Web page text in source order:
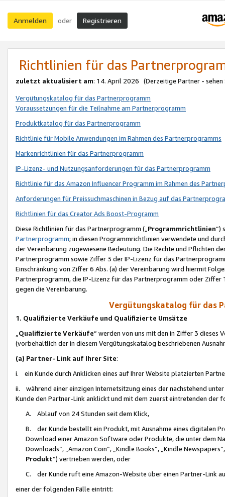
Anmelden oder Registrieren
Richtlinien für das
zuletzt aktualisiert am: 14. April 2026 (Derzeitige Partner - sehen
Vergütungskatalog für das Partnerprogramm
Voraussetzungen für die Teilnahme am Partnerprogramm
Produktkatalog für das Partnerprogramm
Richtlinie für Mobile Anwendungen im Rahmen des Partnerprogramms
Markenrichtlinien für das Partnerprogramm
IP-Lizenz- und Nutzungsanforderungen für das Partnerprogramm
Richtlinie für das Amazon Influencer Programm im Rahmen des
Anforderungen für Preissuchmaschinen in Bezug auf das
Richtlinien für das Creator Ads Boost-Programm
Diese Richtlinien für das Partnerprogramm („Programmrichtlinien“)
Partnerprogramm; in diesen Programmrichtlinien verwendete und
der Vereinbarung zugewiesene Bedeutung. Die Rechte und Pflichten
Partnerprogramm sowie Ziffer 3 der IP-Lizenz für das
Einschränkung von Ziffer 6 Abs. (a) der Vereinbarung wird hiermit
Partnerprogramm, die IP-Lizenz für das Partnerprogramm oder
gegen die Vereinbarung.
Vergütungskatalog für das
1. Qualifizierte Verkäufe und Qualifizierte Umsätze
Qualifizierte Verkäufe“ werden von uns mit den in Ziffer 3
(vorbehaltlich der in diesem Vergütungskatalog beschriebenen
(a) Partner- Link auf Ihrer Site:
i. ein Kunde durch Anklicken eines auf Ihrer Website platzierten
ii. während einer einzigen Internetsitzung eines der nachstehend
Kunde den Partner-Link anklickt und mit dem zuerst eintretenden der
A. Ablauf von 24 Stunden seit dem Klick,
B. der Kunde bestellt ein Produkt, mit Ausnahme eines digitalen
Download einer Amazon Software oder Produkte, die unter dem
Downloads“, „Amazon Coin“, „Kindle Books“, „Kindle
Produkt“) vertrieben werden, oder
C. der Kunde ruft eine Amazon-Website über einen Partner-Link
einer der folgenden Fälle eintritt: